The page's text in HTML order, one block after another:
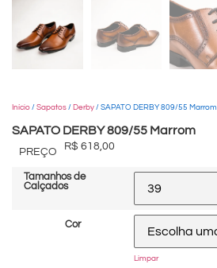
Início / Sapatos / Derby / SAPATO DERBY 809/55 Marrom
SAPATO DERBY 809/55 Marrom
PREÇO
R$ 618,00
Tamanhos de
Calçados
Cor
Limpar